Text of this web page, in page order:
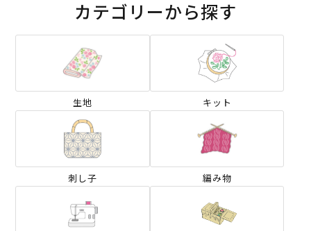
カテゴリーから探す
生地 キット
刺し子 編み物